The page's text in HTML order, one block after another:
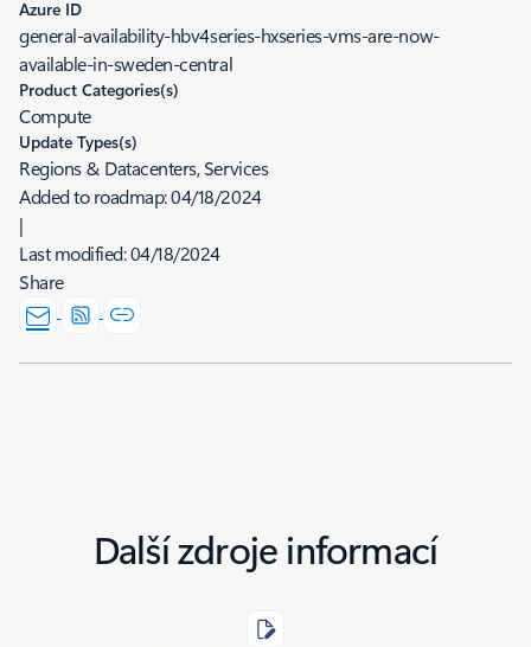
Azure ID
general-availability-hbv4series-hxseries-vms-are-now-
available-in-sweden-central
Product Categories(s)
Compute
Update Types(s)
Regions & Datacenters, Services
Added to roadmap:04/18/2024
|
Last modified:04/18/2024
Share
Další zdroje informací